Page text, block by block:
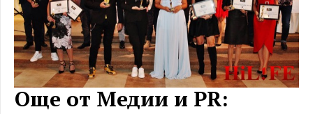
Още от Медии и PR: